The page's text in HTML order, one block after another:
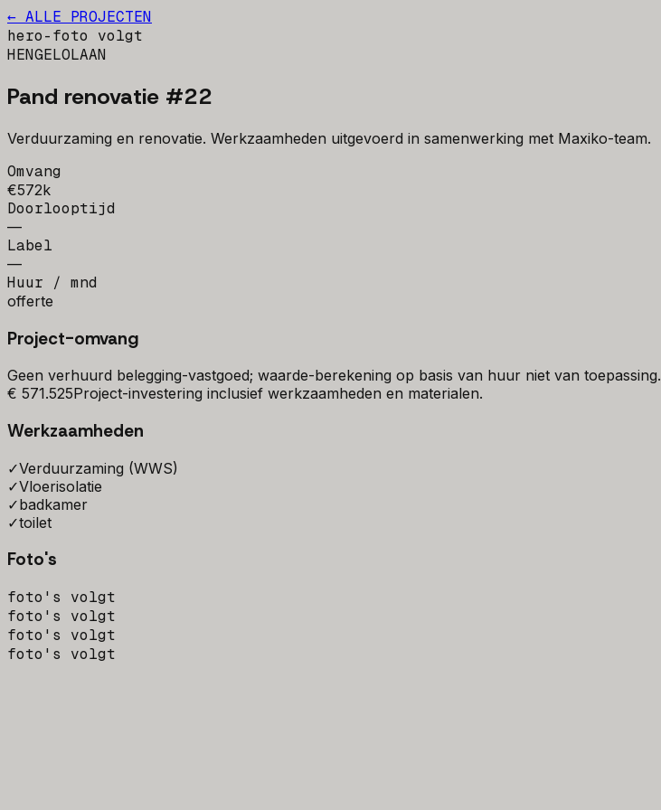
← ALLE PROJECTEN
hero-foto volgt
HENGELOLAAN
Pand renovatie #22
Verduurzaming en renovatie. Werkzaamheden uitgevoerd in samenwerking met Maxiko-team.
Omvang
€572k
Doorlooptijd
—
Label
—
Huur / mnd
offerte
Project-omvang
Geen verhuurd belegging-vastgoed; waarde-berekening op basis van huur niet van toepassing.
€ 571.525Project-investering inclusief werkzaamheden en materialen.
Werkzaamheden
✓Verduurzaming (WWS)
✓Vloerisolatie
✓badkamer
✓toilet
Foto's
foto's volgt
foto's volgt
foto's volgt
foto's volgt